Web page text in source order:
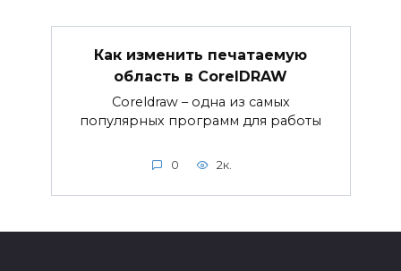
Как изменить печатаемую
область в CorelDRAW
Coreldraw – одна из самых
популярных программ для работы
0 2к.